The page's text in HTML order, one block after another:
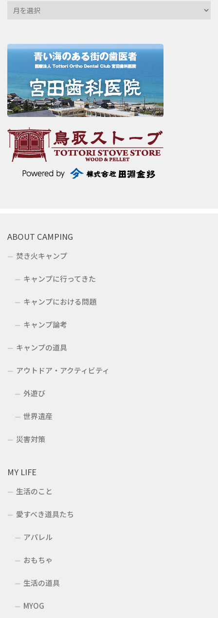
Archives
ABOUT CAMPING
焚き火キャンプ
キャンプに行ってきた
キャンプにおける問題
キャンプ論考
キャンプの道具
アウトドア・アクティビティ
外遊び
世界遺産
災害対策
MY LIFE
生活のこと
愛すべき道具たち
アパレル
おもちゃ
生活の道具
MYOG